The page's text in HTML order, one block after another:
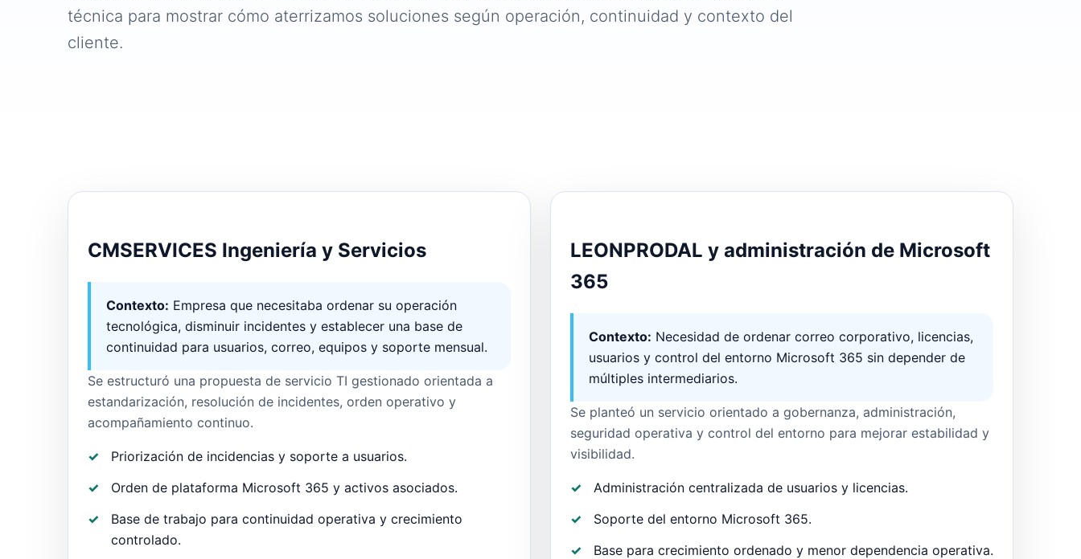
técnica para mostrar cómo aterrizamos soluciones según operación, continuidad y contexto del
cliente.
CMSERVICES Ingeniería y Servicios
Contexto: Empresa que necesitaba ordenar su operación
tecnológica, disminuir incidentes y establecer una base de
continuidad para usuarios, correo, equipos y soporte mensual.
Se estructuró una propuesta de servicio TI gestionado orientada a
estandarización, resolución de incidentes, orden operativo y
acompañamiento continuo.
Priorización de incidencias y soporte a usuarios.
Orden de plataforma Microsoft 365 y activos asociados.
Base de trabajo para continuidad operativa y crecimiento
controlado.
LEONPRODAL y administración de Microsoft
365
Contexto: Necesidad de ordenar correo corporativo, licencias,
usuarios y control del entorno Microsoft 365 sin depender de
múltiples intermediarios.
Se planteó un servicio orientado a gobernanza, administración,
seguridad operativa y control del entorno para mejorar estabilidad y
visibilidad.
Administración centralizada de usuarios y licencias.
Soporte del entorno Microsoft 365.
Base para crecimiento ordenado y menor dependencia operativa.